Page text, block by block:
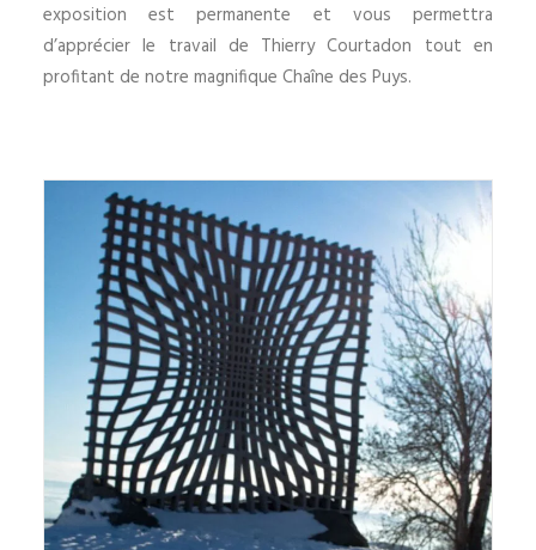
exposition est permanente et vous permettra
d’apprécier le travail de Thierry Courtadon tout en
profitant de notre magnifique Chaîne des Puys.